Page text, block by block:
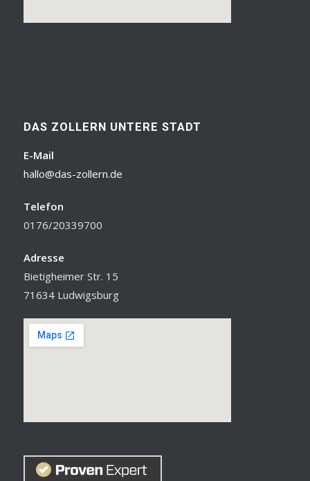
DAS ZOLLERN UNTERE STADT
E-Mail
hallo@das-zollern.de
Telefon
0176/20339700
Adresse
Bietigheimer Str. 15
71634 Ludwigsburg